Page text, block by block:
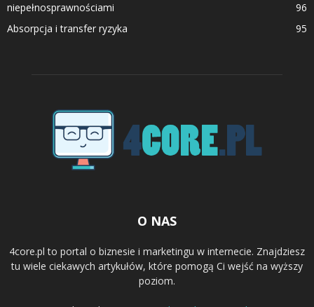
niepełnosprawnościami
96
Absorpcja i transfer ryzyka
95
O NAS
4core.pl to portal o biznesie i marketingu w internecie. Znajdziesz
tu wiele ciekawych artykułów, które pomogą Ci wejść na wyższy
poziom.